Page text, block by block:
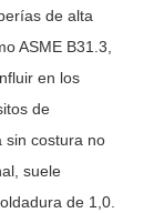
de alta
ASME B31.3,
en los
de
sin costura no
suele
de 1,0.